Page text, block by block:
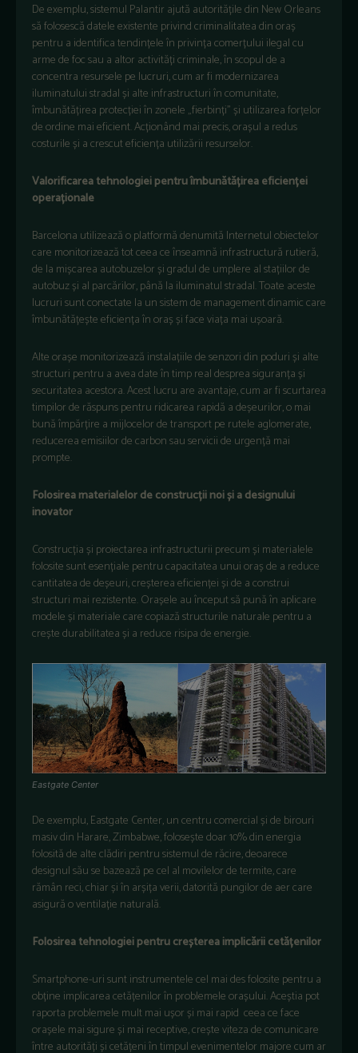
De exemplu, sistemul Palantir ajută autoritățile din New Orleans
să folosescă datele existente privind criminalitatea din oraș
pentru a identifica tendințele în privința comerțului ilegal cu
arme de foc sau a altor activități criminale, în scopul de a
concentra resursele pe lucruri, cum ar fi modernizarea
iluminatului stradal și alte infrastructuri în comunitate,
îmbunătățirea protecției în zonele „fierbinți” și utilizarea forțelor
de ordine mai eficient. Acționând mai precis, orașul a redus
costurile și a crescut eficiența utilizării resurselor.
Valorificarea tehnologiei pentru îmbunătățirea eficienței
operaționale
Barcelona utilizează o platformă denumită Internetul obiectelor
care monitorizează tot ceea ce înseamnă infrastructură rutieră,
de la mișcarea autobuzelor și gradul de umplere al stațiilor de
autobuz și al parcărilor, până la iluminatul stradal. Toate aceste
lucruri sunt conectate la un sistem de management dinamic care
îmbunătățește eficiența în oraș și face viața mai ușoară.
Alte orașe monitorizează instalațiile de senzori din poduri și alte
structuri pentru a avea date în timp real desprea siguranța și
securitatea acestora. Acest lucru are avantaje, cum ar fi scurtarea
timpilor de răspuns pentru ridicarea rapidă a deșeurilor, o mai
bună împărțire a mijlocelor de transport pe rutele aglomerate,
reducerea emisiilor de carbon sau servicii de urgență mai
prompte.
Folosirea materialelor de construcții noi și a designului
inovator
Construcția și proiectarea infrastructurii precum și materialele
folosite sunt esențiale pentru capacitatea unui oraș de a reduce
cantitatea de deșeuri, creșterea eficienței și de a construi
structuri mai rezistente. Orașele au început să pună în aplicare
modele și materiale care copiază structurile naturale pentru a
crește durabilitatea și a reduce risipa de energie.
Eastgate Center
De exemplu, Eastgate Center, un centru comercial și de birouri
masiv din Harare, Zimbabwe, folosește doar 10% din energia
folosită de alte clădiri pentru sistemul de răcire, deoarece
designul său se bazează pe cel al movilelor de termite, care
rămân reci, chiar și în arșița verii, datorită pungilor de aer care
asigură o ventilație naturală.
Folosirea tehnologiei pentru creșterea implicării cetățenilor
Smartphone-uri sunt instrumentele cel mai des folosite pentru a
obține implicarea cetățenilor în problemele orașului. Aceștia pot
raporta problemele mult mai ușor și mai rapid ceea ce face
orașele mai sigure și mai receptive, crește viteza de comunicare
între autorități și cetățeni în timpul evenimentelor majore cum ar